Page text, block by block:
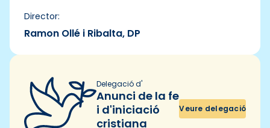
Director:
Ramon Ollé i Ribalta, DP
Delegació d'
Anunci de la fe
i d'iniciació
cristiana
Veure delegació